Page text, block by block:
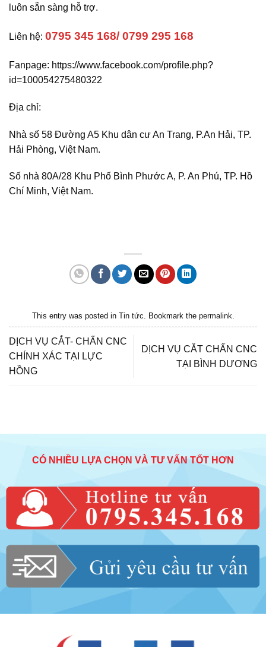
luôn sẵn sàng hỗ trợ.
Liên hệ: 0795 345 168/ 0799 295 168
Fanpage: https://www.facebook.com/profile.php?
id=100054275480322
Địa chỉ:
Nhà số 58 Đường A5 Khu dân cư An Trang, P.An Hải, TP.
Hải Phòng, Việt Nam.
Số nhà 80A/28 Khu Phố Bình Phước A, P. An Phú, TP. Hồ
Chí Minh, Việt Nam.
This entry was posted in Tin tức . Bookmark the permalink
DỊCH VỤ CẮT- CHẤN CNC
CHÍNH XÁC TẠI LỰC
HỒNG
DỊCH VỤ CẮT CHẤN CNC
TẠI BÌNH DƯƠNG
CÓ NHIỀU LỰA CHỌN VÀ TƯ VẤN TỐT HƠN